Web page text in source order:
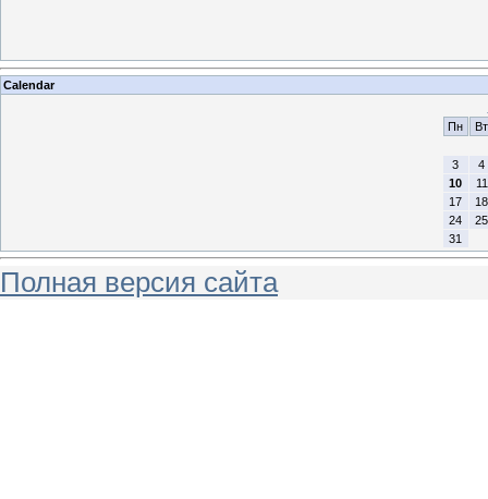
Calendar
Пн
Вт
3
4
10
11
17
18
24
25
31
Полная версия сайта